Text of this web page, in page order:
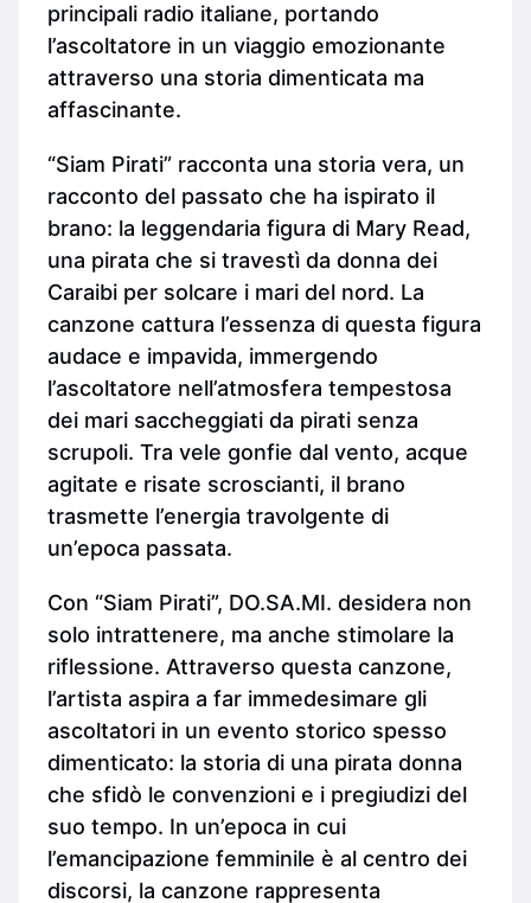
principali radio italiane, portando
l’ascoltatore in un viaggio emozionante
attraverso una storia dimenticata ma
affascinante.
“Siam Pirati” racconta una storia vera, un
racconto del passato che ha ispirato il
brano: la leggendaria figura di Mary Read,
una pirata che si travestì da donna dei
Caraibi per solcare i mari del nord. La
canzone cattura l’essenza di questa figura
audace e impavida, immergendo
l’ascoltatore nell’atmosfera tempestosa
dei mari saccheggiati da pirati senza
scrupoli. Tra vele gonfie dal vento, acque
agitate e risate scroscianti, il brano
trasmette l’energia travolgente di
un’epoca passata.
Con “Siam Pirati”, DO.SA.MI. desidera non
solo intrattenere, ma anche stimolare la
riflessione. Attraverso questa canzone,
l’artista aspira a far immedesimare gli
ascoltatori in un evento storico spesso
dimenticato: la storia di una pirata donna
che sfidò le convenzioni e i pregiudizi del
suo tempo. In un’epoca in cui
l’emancipazione femminile è al centro dei
discorsi, la canzone rappresenta